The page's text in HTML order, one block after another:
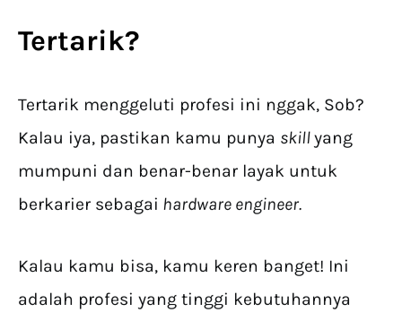
Tertarik?
Tertarik menggeluti profesi ini nggak, Sob?
Kalau iya, pastikan kamu punya skillyang
mumpuni dan benar-benar layak untuk
berkarier sebagai hardware engineer.
Kalau kamu bisa, kamu keren banget! Ini
adalah profesi yang tinggi kebutuhannya